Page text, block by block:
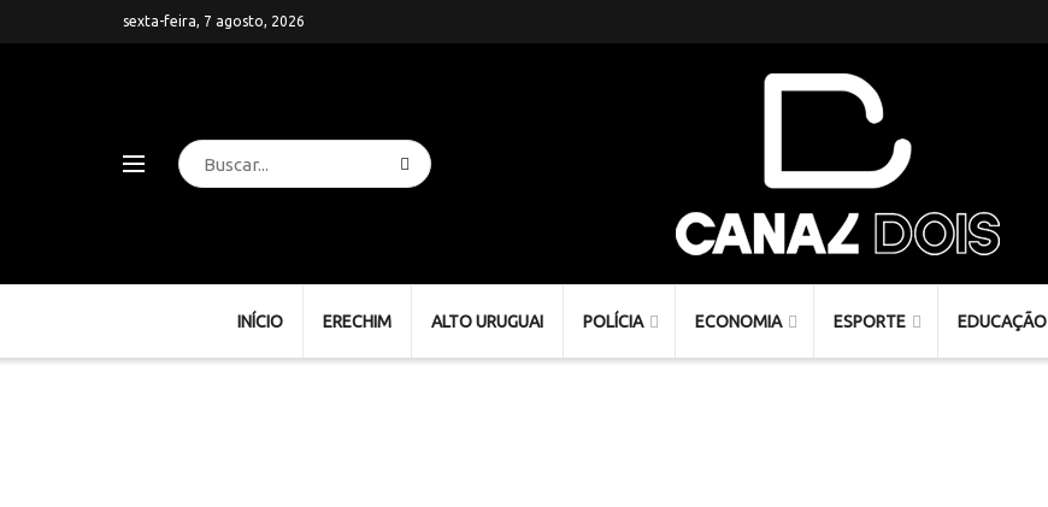
sexta-feira, 7 agosto, 2026
INÍCIO ERECHIM ALTO URUGUAI POLÍCIA ECONOMIA ESPORTE EDUCAÇÃO